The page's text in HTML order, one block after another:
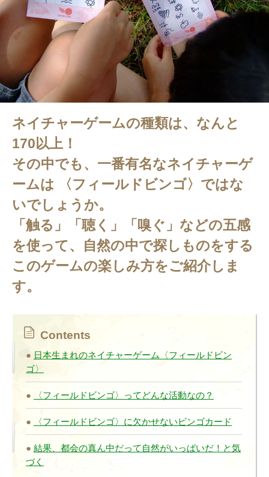
ネイチャーゲームの種類は、なんと
170以上！
その中でも、一番有名なネイチャーゲ
ームは 〈フィールドビンゴ〉ではな
いでしょうか。
「触る」「聴く」「嗅ぐ」などの五感
を使って、自然の中で探しものをする
このゲームの楽しみ方をご紹介しま
す。
Contents
日本生まれのネイチャーゲーム〈フィールドビン
ゴ〉
〈フィールドビンゴ〉ってどんな活動なの？
〈フィールドビンゴ〉に欠かせないビンゴカード
結果、都会の真ん中だって自然がいっぱいだ！と気
づく